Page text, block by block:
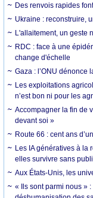
Des renvois rapides
Ukraine : reconstruire,
L'allaitement, un geste
RDC : face à une
change d'échelle
Gaza : l’ONU dénonce
Les exploitations
n’est bon ni pour les
Accompagner la fin de
devant soi »
Route 66 : cent ans
Les IA génératives à la
elles survivre sans
Aux États-Unis, les
« Ils sont parmi nous »